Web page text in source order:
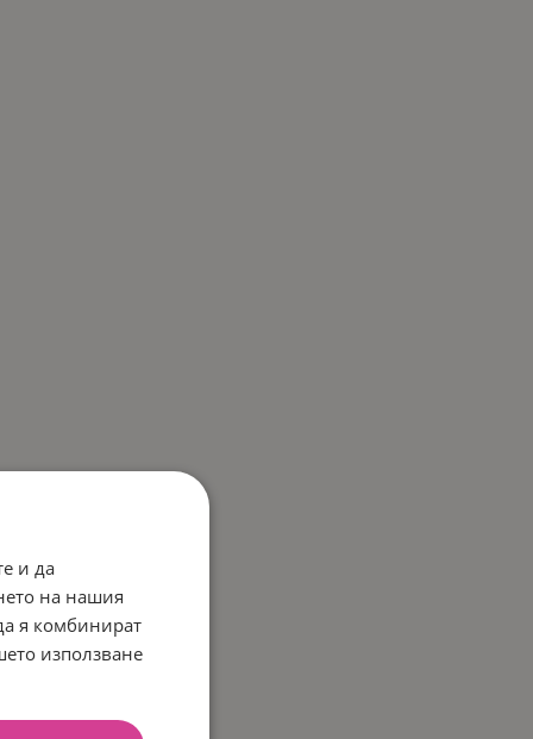
и да
на нашия
я комбинират
използване